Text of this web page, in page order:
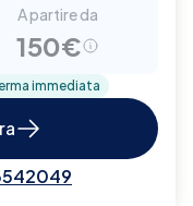
A partire da
150€
immediata